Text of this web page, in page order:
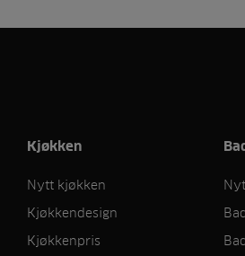
Kjøkken
Nytt kjøkken
Kjøkkendesign
Kjøkkenpris